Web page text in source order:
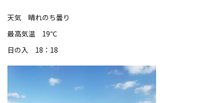
天気 晴れのち曇り
最高気温 19℃
日の入 18：18